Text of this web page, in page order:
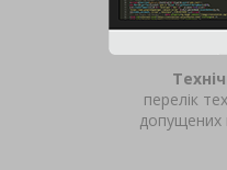
перелік
допущених